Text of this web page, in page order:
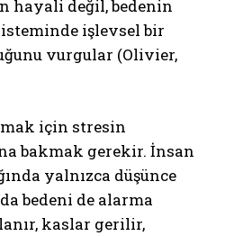
hayali değil, bedenin
işlevsel bir
vurgular (Olivier,
için stresin
bakmak gerekir. İnsan
yalnızca düşünce
bedeni de alarma
kaslar gerilir,